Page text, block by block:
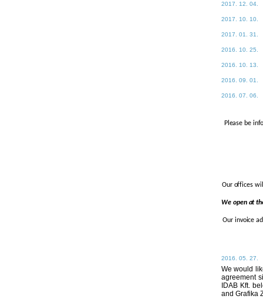
2017. 12. 04.
2017. 10. 10.
2017. 01. 31.
2016. 10. 25.
2016. 10. 13.
2016. 09. 01.
2016. 07. 06.
Please be
Our offices
We open at
Our invoice
2016. 05. 27.
We would
agreement
IDAB Kft.
and Grafika